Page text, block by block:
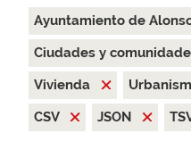
Ayuntamiento de
Ciudades y
Vivienda
CSV
JSON